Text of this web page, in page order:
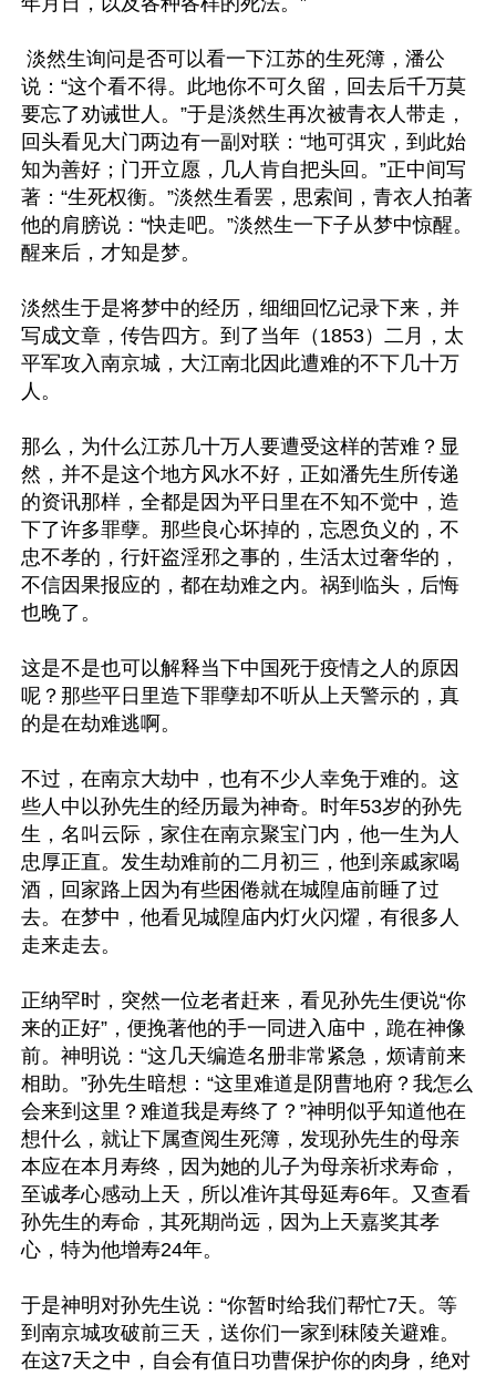
说：“这个看不得。此地你不可久留，回去后千万莫
要忘了劝诫世人。”于是淡然生再次被青衣人带走，
回头看见大门两边有一副对联：“地可弭灾，到此始
知为善好；门开立愿，几人肯自把头回。”正中间写
著：“生死权衡。”淡然生看罢，思索间，青衣人拍著
他的肩膀说：“快走吧。”淡然生一下子从梦中惊醒。
醒来后，才知是梦。
淡然生于是将梦中的经历，细细回忆记录下来，并
写成文章，传告四方。到了当年（1853）二月，太
平军攻入南京城，大江南北因此遭难的不下几十万
人。
那么，为什么江苏几十万人要遭受这样的苦难？显
然，并不是这个地方风水不好，正如潘先生所传递
的资讯那样，全都是因为平日里在不知不觉中，造
下了许多罪孽。那些良心坏掉的，忘恩负义的，不
忠不孝的，行奸盗淫邪之事的，生活太过奢华的，
不信因果报应的，都在劫难之内。祸到临头，后悔
也晚了。
这是不是也可以解释当下中国死于疫情之人的原因
呢？那些平日里造下罪孽却不听从上天警示的，真
的是在劫难逃啊。
不过，在南京大劫中，也有不少人幸免于难的。这
些人中以孙先生的经历最为神奇。时年53岁的孙先
生，名叫云际，家住在南京聚宝门内，他一生为人
忠厚正直。发生劫难前的二月初三，他到亲戚家喝
酒，回家路上因为有些困倦就在城隍庙前睡了过
去。在梦中，他看见城隍庙内灯火闪燿，有很多人
走来走去。
正纳罕时，突然一位老者赶来，看见孙先生便说“你
来的正好”，便挽著他的手一同进入庙中，跪在神像
前。神明说：“这几天编造名册非常紧急，烦请前来
相助。”孙先生暗想：“这里难道是阴曹地府？我怎么
会来到这里？难道我是寿终了？”神明似乎知道他在
想什么，就让下属查阅生死簿，发现孙先生的母亲
本应在本月寿终，因为她的儿子为母亲祈求寿命，
至诚孝心感动上天，所以准许其母延寿6年。又查看
孙先生的寿命，其死期尚远，因为上天嘉奖其孝
心，特为他增寿24年。
于是神明对孙先生说：“你暂时给我们帮忙7天。等
到南京城攻破前三天，送你们一家到秣陵关避难。
在这7天之中，自会有值日功曹保护你的肉身，绝对